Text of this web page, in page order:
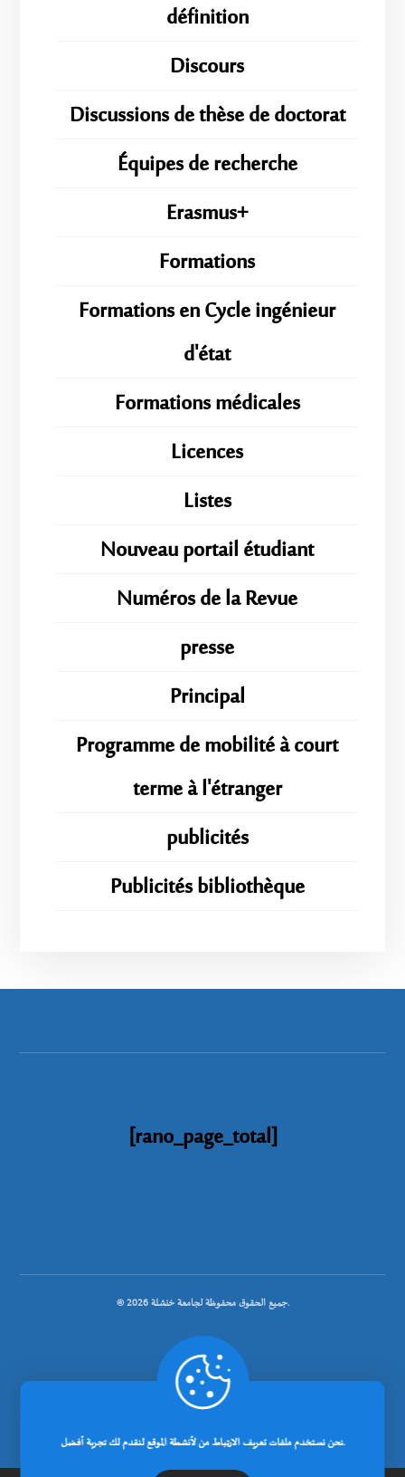
définition
Discours
Discussions de thèse de doctorat
Équipes de recherche
Erasmus+
Formations
Formations en Cycle ingénieur
d'état
Formations médicales
Licences
Listes
Nouveau portail étudiant
Numéros de la Revue
presse
Principal
Programme de mobilité à court
terme à l'étranger
publicités
Publicités bibliothèque
[rano_page_total]
© جميع الحقوق محفوظة لجامعة خنشلة 2026.
.
نحن نستخدم ملفات تعريف الارتباط من لأنشطة الموقع لنقدم لك تجربة أفضل.